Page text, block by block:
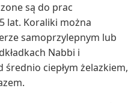
są do prac
lat. Koraliki można
samoprzylepnym lub
Nabbi i
ciepłym żelazkiem,